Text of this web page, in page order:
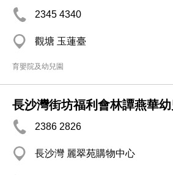
2345 4340
觀塘 玉蓮臺
育嬰院及幼兒園
長沙灣街坊福利會林譚燕華
2386 2826
長沙灣 麗翠苑購物中心